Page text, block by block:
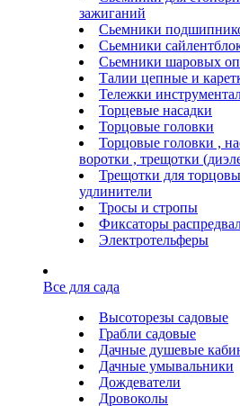
зажиганий
Сьемники
Сьемники
Сьемники шаровых
Талии цепные и
Тележки
Торцевые насадки
Торцовые головки
Торцовые головки ,
воротки , трещотки
Трещотки для
удлинители
Тросы и стропы
Фиксаторы
Электротельферы
Все для сада
Высоторезы садовые
Грабли садовые
Дачные душевые
Дачные умывальники
Дождеватели
Дровоколы